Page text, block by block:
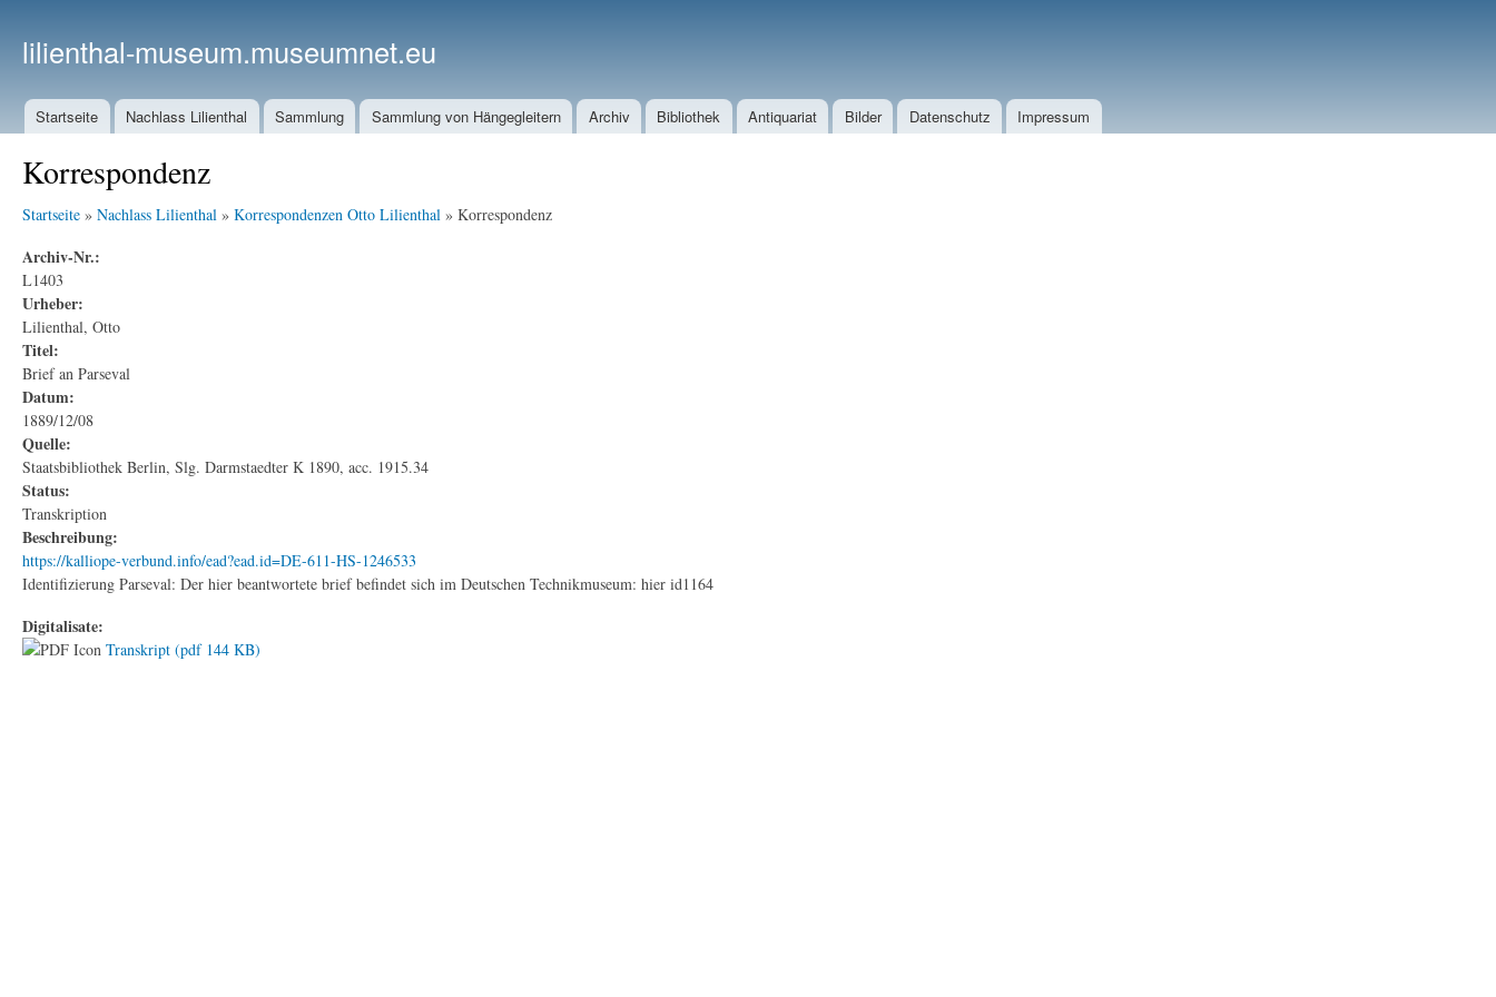
lilienthal-museum.museumnet.eu
Startseite Nachlass Lilienthal Sammlung Sammlung von Hängegleitern Archiv Bibliothek Antiquariat Bilder Datenschutz Impressum
Korrespondenz
Startseite » Nachlass Lilienthal » Korrespondenzen Otto Lilienthal » Korrespondenz
Archiv-Nr.:
L1403
Urheber:
Lilienthal, Otto
Titel:
Brief an Parseval
Datum:
1889/12/08
Quelle:
Staatsbibliothek Berlin, Slg. Darmstaedter K 1890, acc. 1915.34
Status:
Transkription
Beschreibung:
https://kalliope-verbund.info/ead?ead.id=DE-611-HS-1246533
Identifizierung Parseval: Der hier beantwortete brief befindet sich im Deutschen Technikmuseum: hier id1164
Digitalisate:
Transkript (pdf 144 KB)